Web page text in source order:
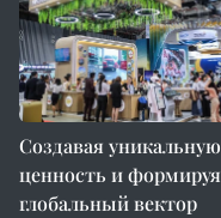
Создавая уникальную
ценность и формируя
глобальный вектор